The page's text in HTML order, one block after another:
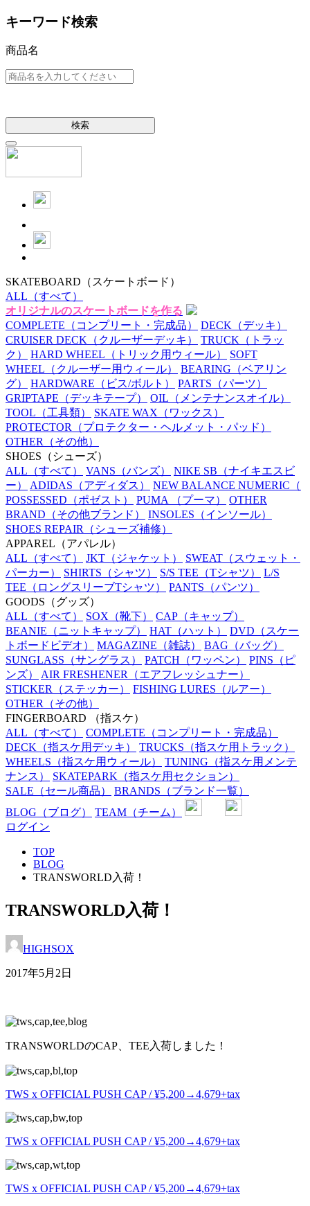
キーワード検索
商品名
検索
SKATEBOARD （スケートボード）
ALL （すべて）
オリジナルのスケートボードを作る
COMPLETE （コンプリート・完成品） DECK （デッキ）
CRUISER DECK （クルーザーデッキ） TRUCK （トラッ
ク）
HARD WHEEL （トリック用ウィール）
SOFT
WHEEL （クルーザー用ウィール） BEARING （ベアリン
グ）
HARDWARE （ビス/ボルト） PARTS （パーツ）
GRIPTAPE （デッキテープ） OIL （メンテナンスオイル）
TOOL （工具類） SKATE WAX （ワックス）
PROTECTOR （プロテクター・ヘルメット・パッド）
OTHER （その他）
SHOES （シューズ）
ALL （すべて） VANS （バンズ） NIKE SB （ナイキエスビ
ー）
ADIDAS （アディダス） NEW BALANCE NUMERIC （
POSSESSED （ポゼスト） PUMA （プーマ）
OTHER
BRAND （その他ブランド） INSOLES （インソール）
SHOES REPAIR （シューズ補修）
APPAREL （アパレル）
ALL （すべて） JKT （ジャケット） SWEAT （スウェット・
パーカー）
SHIRTS （シャツ） S/S TEE （Tシャツ）
L/S
TEE （ロングスリーブTシャツ） PANTS （パンツ）
GOODS （グッズ）
ALL （すべて） SOX （靴下） CAP （キャップ）
BEANIE （ニットキャップ） HAT （ハット） DVD （スケー
トボードビデオ）
MAGAZINE （雑誌） BAG （バッグ）
SUNGLASS （サングラス） PATCH （ワッペン） PINS （ピ
ンズ）
AIR FRESHENER （エアフレッシュナー）
STICKER （ステッカー） FISHING LURES （ルアー）
OTHER （その他）
FINGERBOARD
（指スケ）
ALL （すべて） COMPLETE （コンプリート・完成品）
DECK （指スケ用デッキ） TRUCKS （指スケ用トラック）
WHEELS （指スケ用ウィール） TUNING （指スケ用メンテ
ナンス）
SKATEPARK （指スケ用セクション）
SALE （セール商品） BRANDS （ブランド一覧）
BLOG （ブログ） TEAM （チーム）
ログイン
TOP
BLOG
TRANSWORLD入荷！
TRANSWORLD入荷！
HIGHSOX
2017年5月2日
TRANSWORLDのCAP、TEE入荷しました！
TWS x OFFICIAL PUSH CAP / ¥5,200→4,679+tax
TWS x OFFICIAL PUSH CAP / ¥5,200→4,679+tax
TWS x OFFICIAL PUSH CAP / ¥5,200→4,679+tax